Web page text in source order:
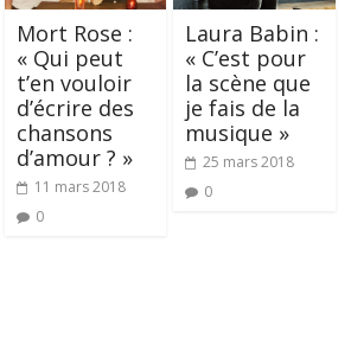
Mort Rose :
« Qui peut
t’en vouloir
d’écrire des
chansons
d’amour ? »
11 mars 2018
0
Laura Babin :
« C’est pour
la scène que
je fais de la
musique »
25 mars 2018
0